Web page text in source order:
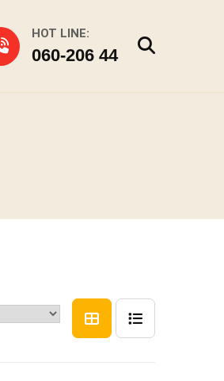
HOT LINE:
060-206 44